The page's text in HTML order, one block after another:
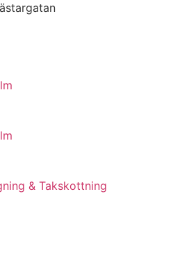
& Takskottning